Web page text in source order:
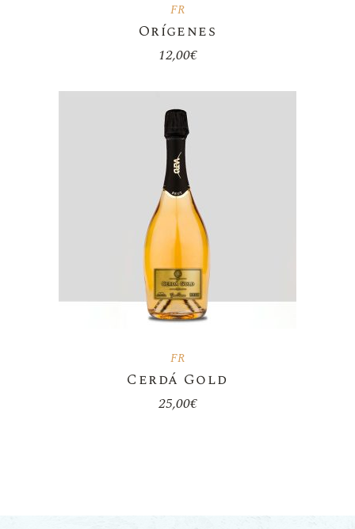
FR
Orígenes
12,00€
FR
Cerdá Gold
25,00€